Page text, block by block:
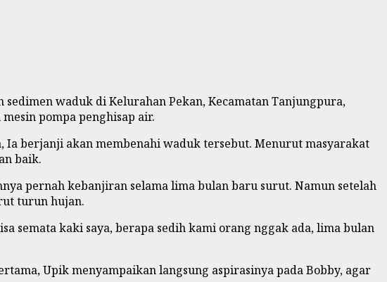
waduk di Kelurahan Pekan, Kecamatan Tanjungpura,
pompa penghisap air.
berjanji akan membenahi waduk tersebut. Menurut masyarakat
baik.
pernah kebanjiran selama lima bulan baru surut. Namun setelah
turun hujan.
semata kaki saya, berapa sedih kami orang nggak ada, lima bulan
Upik menyampaikan langsung aspirasinya pada Bobby, agar